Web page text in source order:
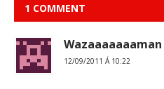
1 COMMENT
Wazaaaaaaaman
12/09/2011 Á 10:22